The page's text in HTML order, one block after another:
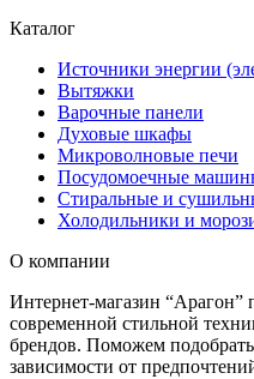
Каталог
Источники энергии
Вытяжки
Варочные панели
Духовые шкафы
Микроволновые печи
Посудомоечные
Стиральные и
Холодильники и
О компании
Интернет-магазин “Арагон”
современной стильной
брендов. Поможем
зависимости от